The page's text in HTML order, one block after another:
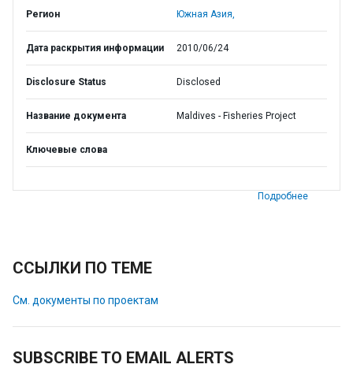
Регион Южная Азия,
Дата раскрытия информации 2010/06/24
Disclosure Status Disclosed
Название документа Maldives - Fisheries Project
Ключевые слова
Подробнее
ССЫЛКИ ПО ТЕМЕ
См. документы по проектам
SUBSCRIBE TO EMAIL ALERTS